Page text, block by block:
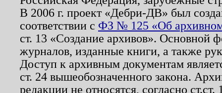
В 2006 г. проект «Дебри-ДВ» был
соответствии с ФЗ № 125 «Об
ст. 13 «Создание архивов». Основной
журналов, изданные книги, а также
Доступ к архивным документам
ст. 24 вышеобозначенного закона.
редакции не относятся, согласно